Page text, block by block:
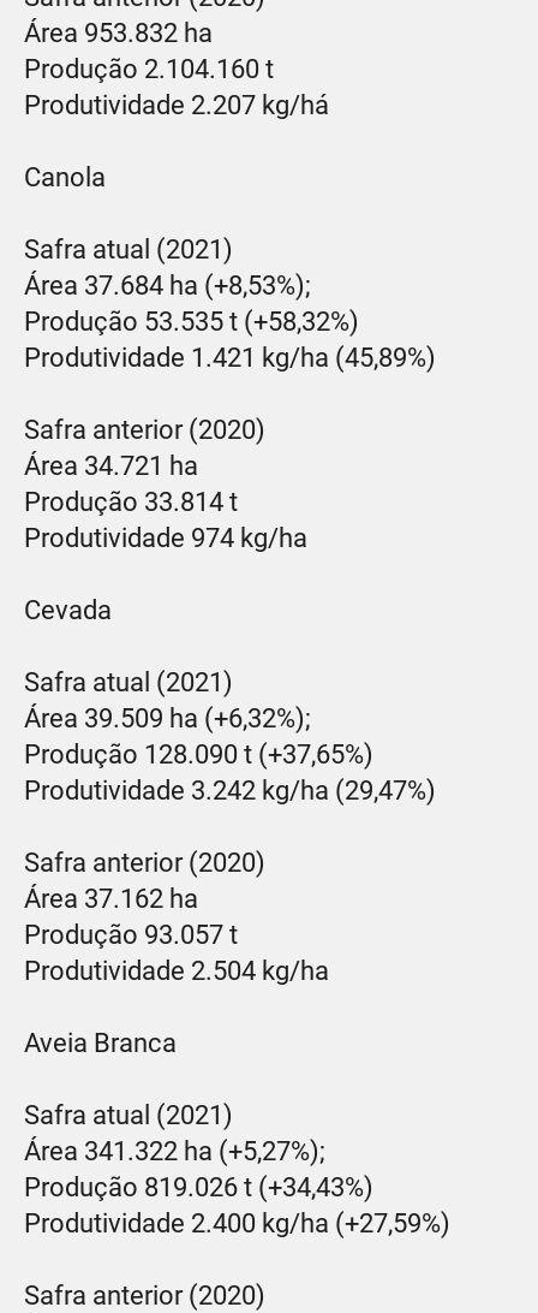
Área 953.832 ha
Produção 2.104.160 t
Produtividade 2.207 kg/há
Canola
Safra atual (2021)
Área 37.684 ha (+8,53%);
Produção 53.535 t (+58,32%)
Produtividade 1.421 kg/ha (45,89%)
Safra anterior (2020)
Área 34.721 ha
Produção 33.814 t
Produtividade 974 kg/ha
Cevada
Safra atual (2021)
Área 39.509 ha (+6,32%);
Produção 128.090 t (+37,65%)
Produtividade 3.242 kg/ha (29,47%)
Safra anterior (2020)
Área 37.162 ha
Produção 93.057 t
Produtividade 2.504 kg/ha
Aveia Branca
Safra atual (2021)
Área 341.322 ha (+5,27%);
Produção 819.026 t (+34,43%)
Produtividade 2.400 kg/ha (+27,59%)
Safra anterior (2020)